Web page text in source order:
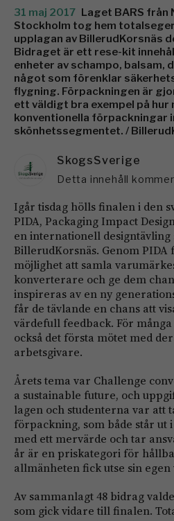
31 maj 2017 Laget BARS från
Stockholm tog hem
upplagan av BillerudKorsnäs
Bidraget är ett rese-kit
enheter av schampo, balsam,
något som förenklar
flygning. Förpackningen är
ett väldigt bra exempel på hur
konventionella förpackningar
skönhetssegmentet. /
SkogsSverige
Detta innehåll
Igår tisdag hölls finalen i den
PIDA, Packaging Impact
en internationell
BillerudKorsnäs. Genom
möjlighet att samla
konverterare och ge dem
inspireras av en ny
får de tävlande en chans att
värdefull feedback. För
också det första mötet med
arbetsgivare.
Årets tema var Challenge
a sustainable future, och
lagen och studenterna var att
förpackning, som både står
med ett mervärde och tar
år är en priskategori för
allmänheten fick utse sin
Av sammanlagt 48 bidrag
som gick vidare till finalen.